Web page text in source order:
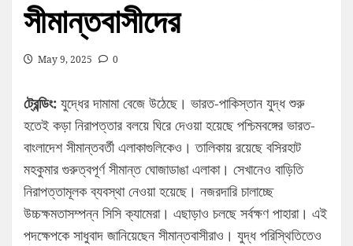
সীমান্তবাসীদের
May 9, 2025 0
ট্রেন্ডিং: যুদ্ধের দামামা বেজে উঠেছে। ভারত-পাকিস্তান যুদ্ধ শুরু
হতেই কড়া নিরাপত্তার বলয়ে ঘিরে দেওয়া হয়েছে পশ্চিমবঙ্গের ভারত-
বাংলাদেশ সীমান্তবর্তী এলাকাগুলিকেও। তালিকায় রয়েছে বসিরহাট
মহকুমার গুরুত্বপূর্ণ সীমান্ত ঘোজাডাঙা এলাকা। সেখানেও বাড়িতি
নিরাপত্তামূলক ব্যবস্থা নেওয়া হয়েছে। নজরদারি চালাচ্ছে
উচ্চক্ষমতাসম্পন্ন সিসি ক্যামেরা। এছাড়াও চলছে সর্বক্ষণ পাহারা। এই
পদক্ষেপকে সাধুবাদ জানিয়েছেন সীমান্তবাসীরাও। যুদ্ধ পরিস্থিতিতেও